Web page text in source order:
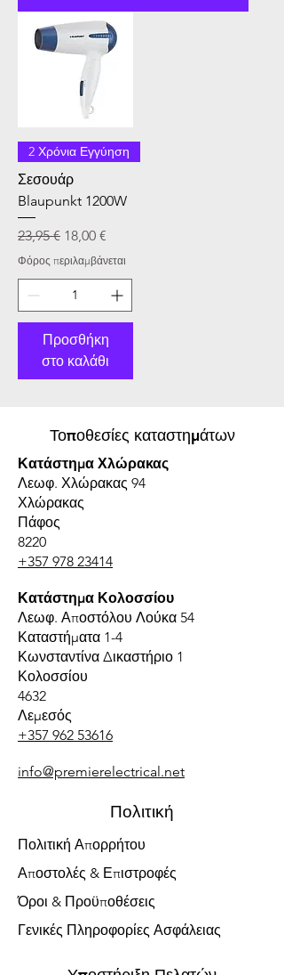
2 Χρόνια Εγγύηση
Σεσουάρ
Blaupunkt 1200W
Κανονική τιμή
23,95 € Τιμή Έκπτωσης
18,00 €
Φόρος περιλαμβάνεται
Προσθήκη
στο καλάθι
Τοποθεσίες καταστημάτων
Κατάστημα Χλώρακας
Λεωφ. Χλώρακας 94
Χλώρακας
Πάφος
8220
+357 978 23414
Κατάστημα Κολοσσίου
Λεωφ. Αποστόλου Λούκα 54
Καταστήματα 1-4
Κωνσταντίνα Δικαστήριο 1
Κολοσσίου
4632
Λεμεσός
+357 962 53616
info@premierelectrical.net
Πολιτική
Πολιτική Απορρήτου
Αποστολές & Επιστροφές
Όροι & Προϋποθέσεις
Γενικές Πληροφορίες Ασφάλειας